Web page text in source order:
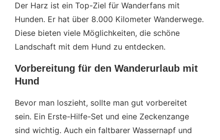
Der Harz ist ein Top-Ziel für Wanderfans mit
Hunden. Er hat über 8.000 Kilometer Wanderwege.
Diese bieten viele Möglichkeiten, die schöne
Landschaft mit dem Hund zu entdecken.
Vorbereitung für den Wanderurlaub mit
Hund
Bevor man loszieht, sollte man gut vorbereitet
sein. Ein Erste-Hilfe-Set und eine Zeckenzange
sind wichtig. Auch ein faltbarer Wassernapf und